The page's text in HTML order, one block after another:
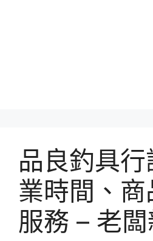
品良釣具
業時間、商
服務 – 老